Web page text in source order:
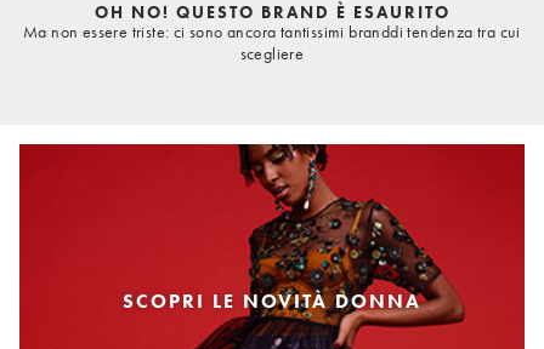
OH NO! QUESTO BRAND È ESAURITO
Ma non essere triste: ci sono ancora tantissimi branddi tendenza tra cui
scegliere
SCOPRI LE NOVITÀ DONNA